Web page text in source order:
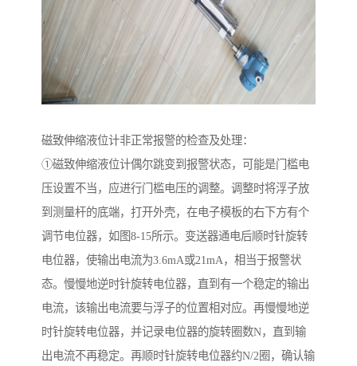
磁致伸缩液位计非正常报警的检查及处理：
①磁致伸缩液位计偶尔跳变到报警状态，可能是门槛电
压设置不当，应进行门槛电压的调整。调整时将浮子放
到测量杆的底端，打开外壳，在电子模板的右下方有个
调节电位器，如图8-15所示。变送器通电后顺时针旋转
电位器，使输出电流为3.6mA或21mA，相当于报警状
态。慢慢地逆时针旋转电位器，直到有一个稳定的输出
电流，该输出电流要与浮子的位置相对应。再慢慢地逆
时针旋转电位器，并记录电位器的旋转圈数N，直到输
出电流不再稳定。再顺时针旋转电位器约N/2圈，确认输